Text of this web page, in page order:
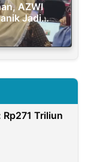
AZWI
Jadi
Triliun